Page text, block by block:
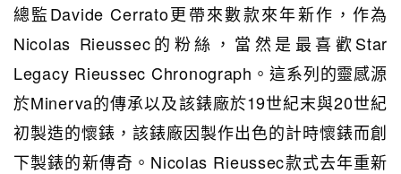
總監Davide Cerrato更帶來數款來年新作，作為
Nicolas Rieussec的粉絲，當然是最喜歡Star
Legacy Rieussec Chronograph。這系列的靈感源
於Minerva的傳承以及該錶廠於19世紀末與20世紀
初製造的懷錶，該錶廠因製作出色的計時懷錶而創
下製錶的新傳奇。Nicolas Rieussec款式去年重新